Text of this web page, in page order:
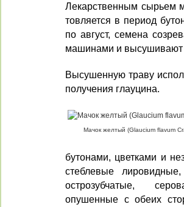
Лекарственным сырьем
товляется в период
по ав­густ, семена
машинами и высушивают
Высушенную траву
полу­чения глауцина.
Мачок желтый (Glaucium flavum
бутонами, цветка­ми и
стеблевые
острозубчатые,
опушенные с обеих